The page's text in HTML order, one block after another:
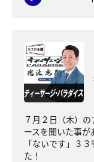
７月２日（木）
ースを聞いた事
「ないです」３
た！